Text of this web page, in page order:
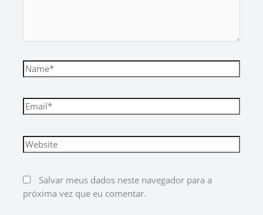
Salvar meus dados neste navegador para a
próxima vez que eu comentar.